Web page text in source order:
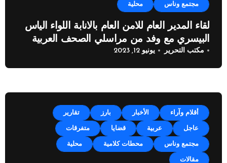
مجتمع وناس محلية
لقاء المدير العام للامن العام بالانابة اللواء الياس
البيسري مع وفد من مراسلي الصحف العربية
مكتب التحرير يونيو 12, 2023
أقلام وآراء الأخبار بارز تقارير
عاجل عربية قضايا متفرقات
مجتمع وناس محطات كلامية محلية
مقالات